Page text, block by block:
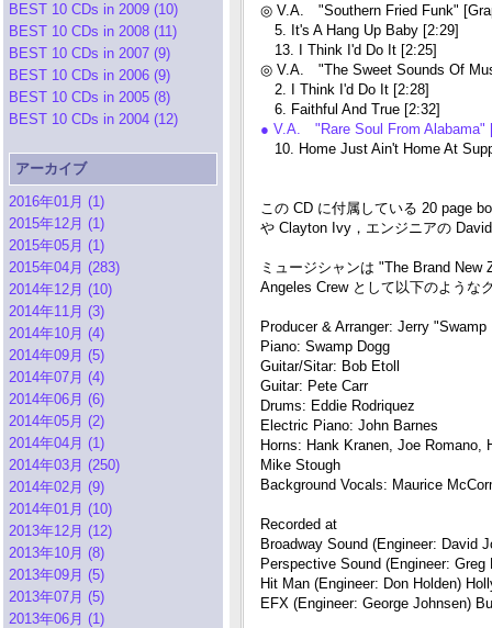
BEST 10 CDs in 2009 (10)
BEST 10 CDs in 2008 (11)
BEST 10 CDs in 2007 (9)
BEST 10 CDs in 2006 (9)
BEST 10 CDs in 2005 (8)
BEST 10 CDs in 2004 (12)
アーカイブ
2016年01月 (1)
2015年12月 (1)
2015年05月 (1)
2015年04月 (283)
2014年12月 (10)
2014年11月 (3)
2014年10月 (4)
2014年09月 (5)
2014年07月 (4)
2014年06月 (6)
2014年05月 (2)
2014年04月 (1)
2014年03月 (250)
2014年02月 (9)
2014年01月 (10)
2013年12月 (12)
2013年10月 (8)
2013年09月 (5)
2013年07月 (5)
2013年06月 (1)
◎ V.A. "Southern Fried Funk"
5. It's A Hang Up Baby [2:29]
13. I Think I'd Do It [2:25]
◎ V.A. "The Sweet Sounds Of
2. I Think I'd Do It [2:28]
6. Faithful And True [2:32]
● V.A. "Rare Soul From
10. Home Just Ain't Home At
この CD に付属している 20 page
や Clayton Ivy，エンジニアの
ミュージシャンは "The Brand
Angeles Crew として以下のような
Producer & Arranger: Jerry
Piano: Swamp Dogg
Guitar/Sitar: Bob Etoll
Guitar: Pete Carr
Drums: Eddie Rodriquez
Electric Piano: John Barnes
Horns: Hank Kranen, Joe
Mike Stough
Background Vocals: Maurice
Recorded at
Broadway Sound (Engineer: David
Perspective Sound (Engineer: Greg
Hit Man (Engineer: Don Holden)
EFX (Engineer: George Johnsen)